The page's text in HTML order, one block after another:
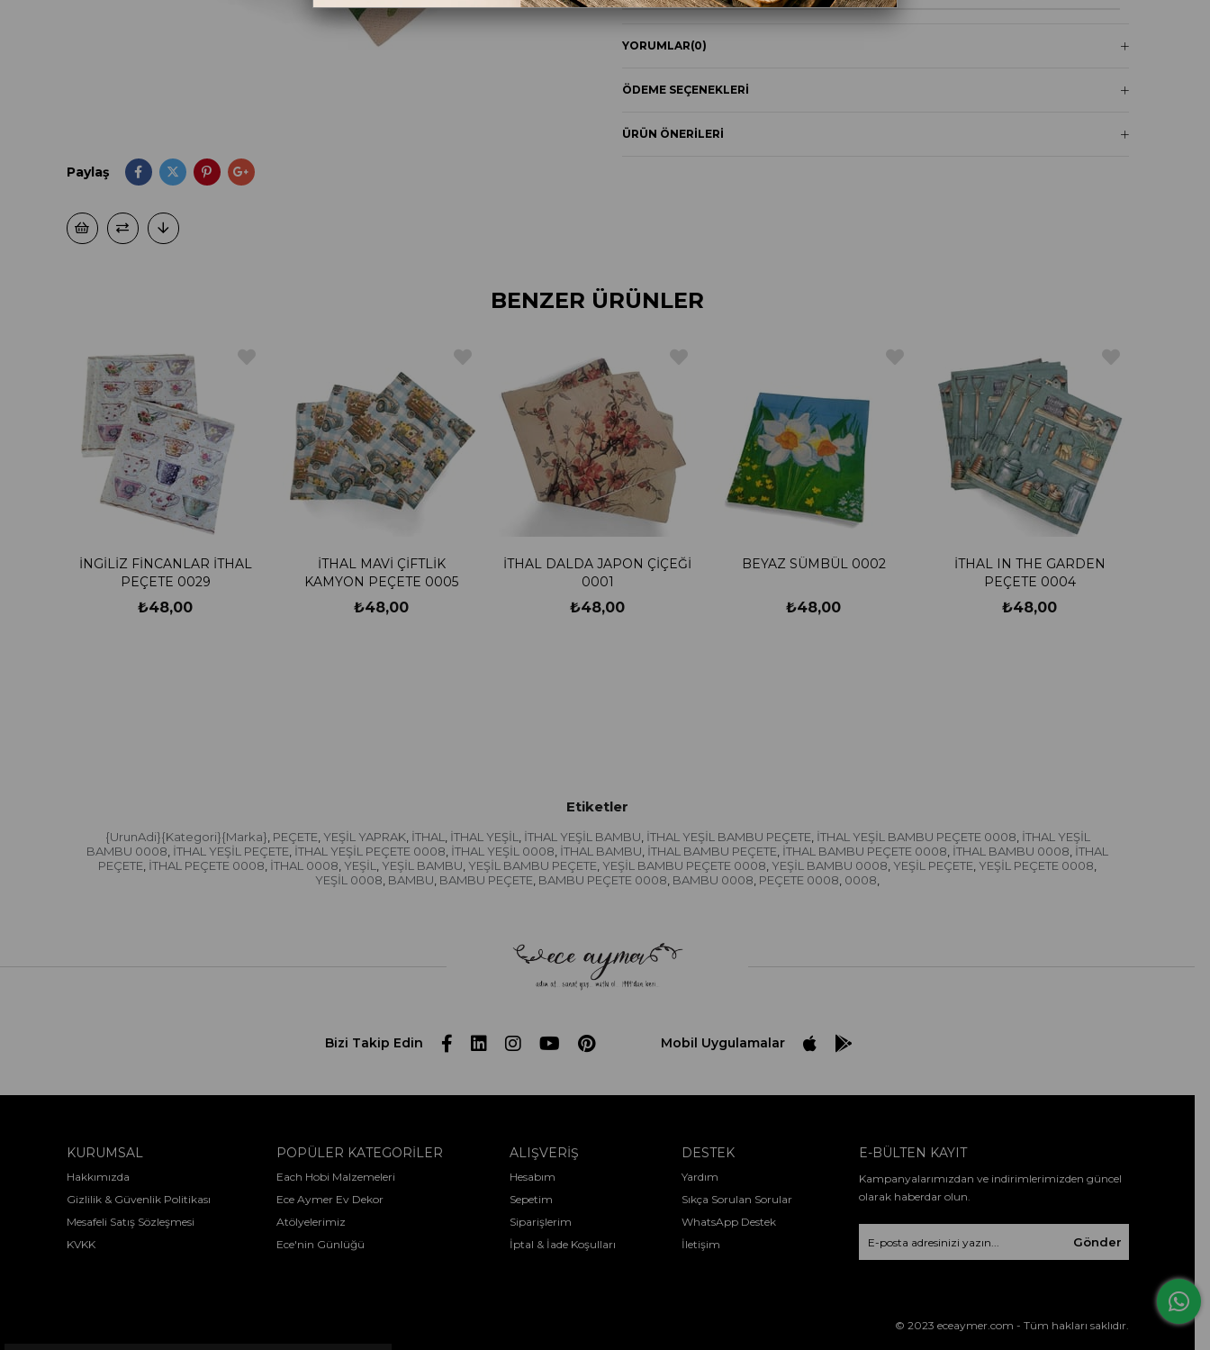
Paylaş
YORUMLAR(0)
ÖDEME SEÇENEKLERI
ÜRÜN ÖNERILERI
BENZER ÜRÜNLER
İNGİLİZ FİNCANLAR İTHAL
PEÇETE 0029
₺48,00
İTHAL MAVİ ÇİFTLİK
KAMYON PEÇETE 0005
₺48,00
İTHAL DALDA JAPON ÇİÇEĞİ
0001
₺48,00
BEYAZ SÜMBÜL 0002
₺48,00
İTHAL IN THE GARDEN
PEÇETE 0004
₺48,00
Etiketler
{UrunAdi}{Kategori}{Marka}, PEÇETE, YEŞİL YAPRAK, İTHAL, İTHAL YEŞİL, İTHAL YEŞİL BAMBU, İTHAL YEŞİL BAMBU PEÇETE, İTHAL YEŞİL BAMBU PEÇETE 0008, İTHAL YEŞİL
BAMBU 0008, İTHAL YEŞİL PEÇETE, İTHAL YEŞİL PEÇETE 0008, İTHAL YEŞİL 0008, İTHAL BAMBU, İTHAL BAMBU PEÇETE, İTHAL BAMBU PEÇETE 0008, İTHAL BAMBU 0008, İTHAL
PEÇETE, İTHAL PEÇETE 0008, İTHAL 0008, YEŞİL, YEŞİL BAMBU, YEŞİL BAMBU PEÇETE, YEŞİL BAMBU PEÇETE 0008, YEŞİL BAMBU 0008, YEŞİL PEÇETE, YEŞİL PEÇETE 0008,
YEŞİL 0008, BAMBU, BAMBU PEÇETE, BAMBU PEÇETE 0008, BAMBU 0008, PEÇETE 0008, 0008,
Bizi Takip Edin Mobil Uygulamalar
KURUMSAL
Hakkımızda
Gizlilik & Güvenlik Politikası
Mesafeli Satış Sözleşmesi
KVKK
POPÜLER KATEGORİLER
Each Hobi Malzemeleri
Ece Aymer Ev Dekor
Atölyelerimiz
Ece'nin Günlüğü
ALIŞVERİŞ
Hesabım
Sepetim
Siparişlerim
İptal & İade Koşulları
DESTEK
Yardım
Sıkça Sorulan Sorular
WhatsApp Destek
İletişim
E-BÜLTEN KAYIT
Kampanyalarımızdan ve indirimlerimizden güncel
olarak haberdar olun.
Gönder
© 2023 eceaymer.com - Tüm hakları saklıdır.